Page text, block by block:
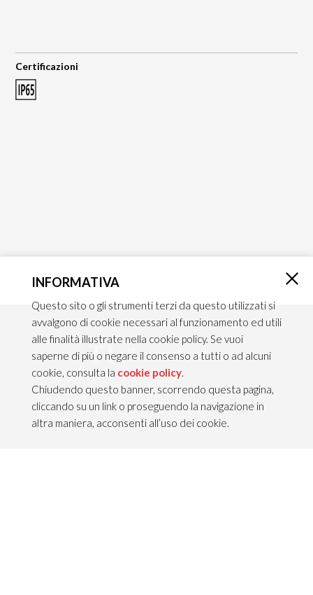
Certificazioni
CONTATTI
TEAM ITALIA S.R.L.
INFORMATIVA
Questo sito o gli strumenti terzi da questo utilizzati si
avvalgono di cookie necessari al funzionamento ed utili
alle finalità illustrate nella cookie policy. Se vuoi
saperne di più o negare il consenso a tutti o ad alcuni
cookie, consulta la cookie policy.
Chiudendo questo banner, scorrendo questa pagina,
cliccando su un link o proseguendo la navigazione in
altra maniera, acconsenti all’uso dei cookie.